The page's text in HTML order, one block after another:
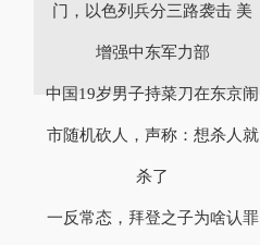
门，以色列兵分三路袭击 美
增强中东军力部
中国19岁男子持菜刀在东京闹
市随机砍人，声称：想杀人就
杀了
一反常态，拜登之子为啥认罪